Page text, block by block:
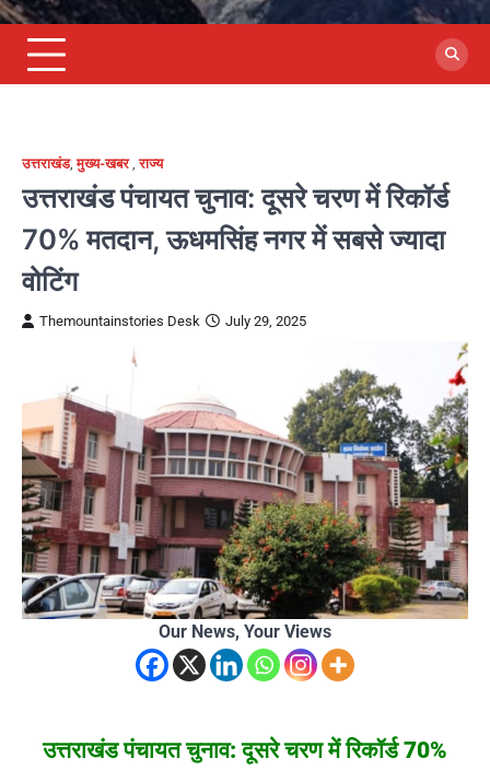
उत्तराखंड,मुख्य-खबर,राज्य
उत्तराखंड पंचायत चुनाव: दूसरे चरण में रिकॉर्ड
70% मतदान, ऊधमसिंह नगर में सबसे ज्यादा
वोटिंग
Themountainstories Desk July 29, 2025
Our News, Your Views
उत्तराखंड पंचायत चुनाव: दूसरे चरण में रिकॉर्ड 70%